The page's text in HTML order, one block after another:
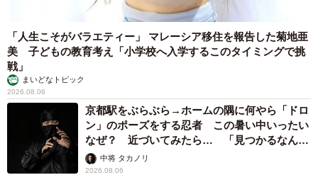
「人生こそがバラエティー」 マレーシア移住を報告した菊地亜
美 子どもの教育考え「小学校へ入学するこのタイミングで挑
戦」
まいどなトピック
2026.08.06
京都駅をぶらぶら→ホームの隅に何やら「ドロ
ン」のポーズをする忍者 この暑い中いったい
なぜ？ 近づいてみたら… 「見つかるなんて
未熟」中将 タカノリ
2026.08.06